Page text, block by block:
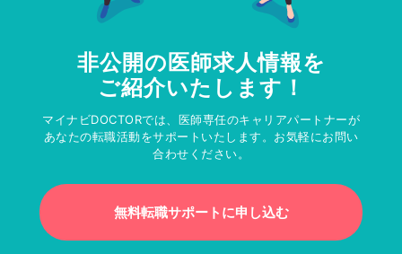
非公開の医師求人情報を
ご紹介いたします！
マイナビDOCTORでは、医師専任のキャリアパートナーが
あなたの転職活動をサポートいたします。お気軽にお問い
合わせください。
無料転職サポートに申し込む